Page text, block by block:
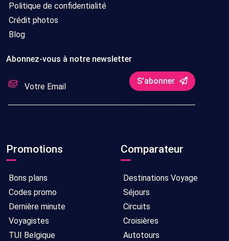
Politique de confidentialité
Crédit photos
Blog
Abonnez-vous à notre newsletter
S'abonner
Promotions
Bons plans
Codes promo
Dernière minute
Voyagistes
TUI Belgique
Comparateur
Destinations Voyage
Séjours
Circuits
Croisières
Autotours